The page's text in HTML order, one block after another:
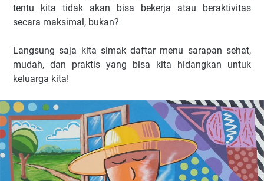
tentu kita tidak akan bisa bekerja atau beraktivitas
secara maksimal, bukan?
Langsung saja kita simak daftar menu sarapan sehat,
mudah, dan praktis yang bisa kita hidangkan untuk
keluarga kita!